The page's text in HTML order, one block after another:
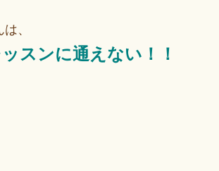
、
スンに通えない！！